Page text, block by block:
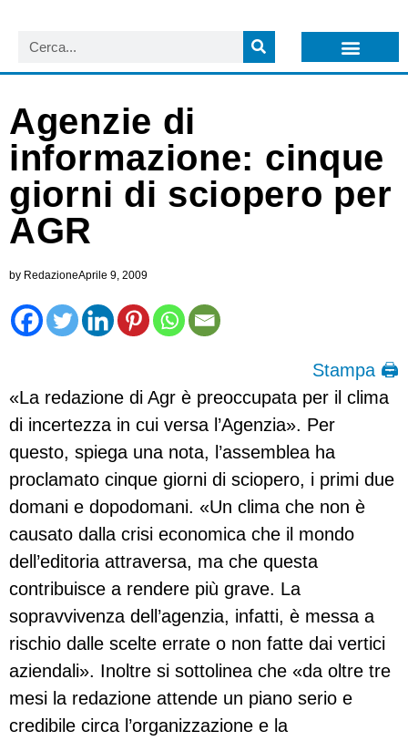
Agenzie di
informazione: cinque
giorni di sciopero per
AGR
by RedazioneAprile 9, 2009
Stampa 🖨
«La redazione di Agr è preoccupata per il clima
di incertezza in cui versa l’Agenzia». Per
questo, spiega una nota, l’assemblea ha
proclamato cinque giorni di sciopero, i primi due
domani e dopodomani. «Un clima che non è
causato dalla crisi economica che il mondo
dell’editoria attraversa, ma che questa
contribuisce a rendere più grave. La
sopravvivenza dell’agenzia, infatti, è messa a
rischio dalle scelte errate o non fatte dai vertici
aziendali». Inoltre si sottolinea che «da oltre tre
mesi la redazione attende un piano serio e
credibile circa l’organizzazione e la